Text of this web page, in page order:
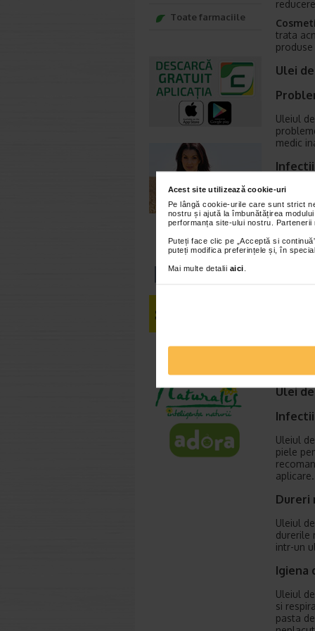
Acest site utilizează cookie-uri
Pe lângă cookie-urile care sunt strict
nostru și ajută la îmbunătățirea
performanța site-ului nostru.
Puteți face clic pe „Acceptă si
puteți modifica preferințele și, în
Mai multe detalii aici
trata
Ulei
Uleiul
medic
Uleiul
ajuta la
Uleiul
Ulei
Uleiul
piele
aplicare.
Dureri
Uleiul
durerile
intr-un
Igiena
Uleiul
si
pasta
Toate farmaciile